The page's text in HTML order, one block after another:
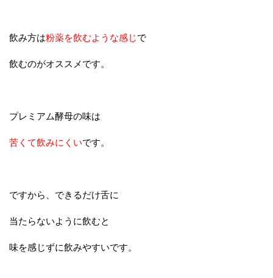
飲み方は粉薬を飲むような感じで
飲むのがオススメです。
プレミアム酵母の味は
苦くて飲みにくいです。
ですから、できるだけ舌に
当たらないように飲むと
味を感じずに飲みやすいです。